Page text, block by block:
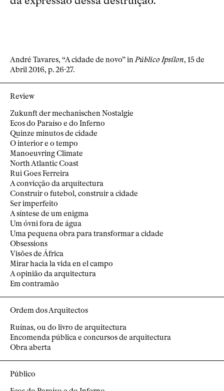
André Tavares, “A cidade de novo” inPúblico Ipsílon, 15 de
Abril 2016, p. 26-27.
Review
Zukunft der mechanischen Nostalgie
Ecos do Paraíso e do Inferno
Quinze minutos de cidade
O interior e o tempo
Manoeuvring Climate
North Atlantic Coast
Rui Goes Ferreira
A convicção da arquitectura
Construir o futebol, construir a cidade
Ser imperfeito
A síntese de um enigma
Um óvni fora de água
Uma pequena obra para transformar a cidade
Obsessions
Visões de África
Mirar hacia la vida en el campo
A opinião da arquitectura
Em contramão
Ordem dos Arquitectos
Ruínas, ou do livro de arquitectura
Encomenda pública e concursos de arquitectura
Obra aberta
Público